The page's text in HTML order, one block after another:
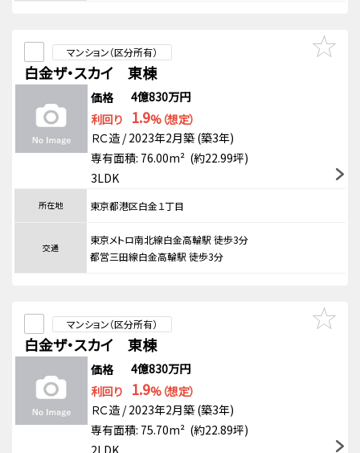
マンション（区分所有）
白金ザ・スカイ 東棟
価格
4億830万円
利回り
1.9%（想定）
ＲＣ造 / 2023年2月築 (築3年)
専有面積: 76.00m² (約22.99坪)
3LDK
所在地 東京都港区白金１丁目
交通
東京メトロ南北線白金高輪駅 徒歩3分
都営三田線白金高輪駅 徒歩3分
マンション（区分所有）
白金ザ・スカイ 東棟
価格
4億830万円
利回り
1.9%（想定）
ＲＣ造 / 2023年2月築 (築3年)
専有面積: 75.70m² (約22.89坪)
2LDK